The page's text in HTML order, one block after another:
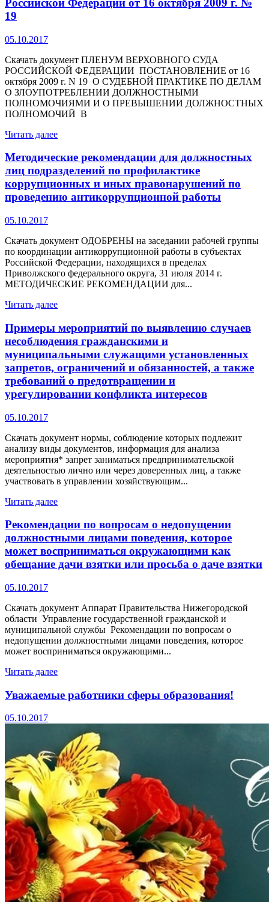
Российской Федерации от 16 октября 2009 г. №
19
05.10.2017
Скачать документ ПЛЕНУМ ВЕРХОВНОГО СУДА
РОССИЙСКОЙ ФЕДЕРАЦИИ ПОСТАНОВЛЕНИЕ от 16
октября 2009 г. N 19 О СУДЕБНОЙ ПРАКТИКЕ ПО ДЕЛАМ
О ЗЛОУПОТРЕБЛЕНИИ ДОЛЖНОСТНЫМИ
ПОЛНОМОЧИЯМИ И О ПРЕВЫШЕНИИ ДОЛЖНОСТНЫХ
ПОЛНОМОЧИЙ В
Читать далее
Методические рекомендации для должностных
лиц подразделений по профилактике
коррупционных и иных правонарушений по
проведению антикоррупционной работы
05.10.2017
Скачать документ ОДОБРЕНЫ на заседании рабочей группы
по координации антикоррупционной работы в субъектах
Российской Федерации, находящихся в пределах
Приволжского федерального округа, 31 июля 2014 г.
МЕТОДИЧЕСКИЕ РЕКОМЕНДАЦИИ для...
Читать далее
Примеры мероприятий по выявлению случаев
несоблюдения гражданскими и
муниципальными служащими установленных
запретов, ограничений и обязанностей, а также
требований о предотвращении и
урегулировании конфликта интересов
05.10.2017
Скачать документ нормы, соблюдение которых подлежит
анализу виды документов, информация для анализа
мероприятия* запрет заниматься предпринимательской
деятельностью лично или через доверенных лиц, а также
участвовать в управлении хозяйствующим...
Читать далее
Рекомендации по вопросам о недопущении
должностными лицами поведения, которое
может восприниматься окружающими как
обещание дачи взятки или просьба о даче взятки
05.10.2017
Скачать документ Аппарат Правительства Нижегородской
области Управление государственной гражданской и
муниципальной службы Рекомендации по вопросам о
недопущении должностными лицами поведения, которое
может восприниматься окружающими...
Читать далее
Уважаемые работники сферы образования!
05.10.2017